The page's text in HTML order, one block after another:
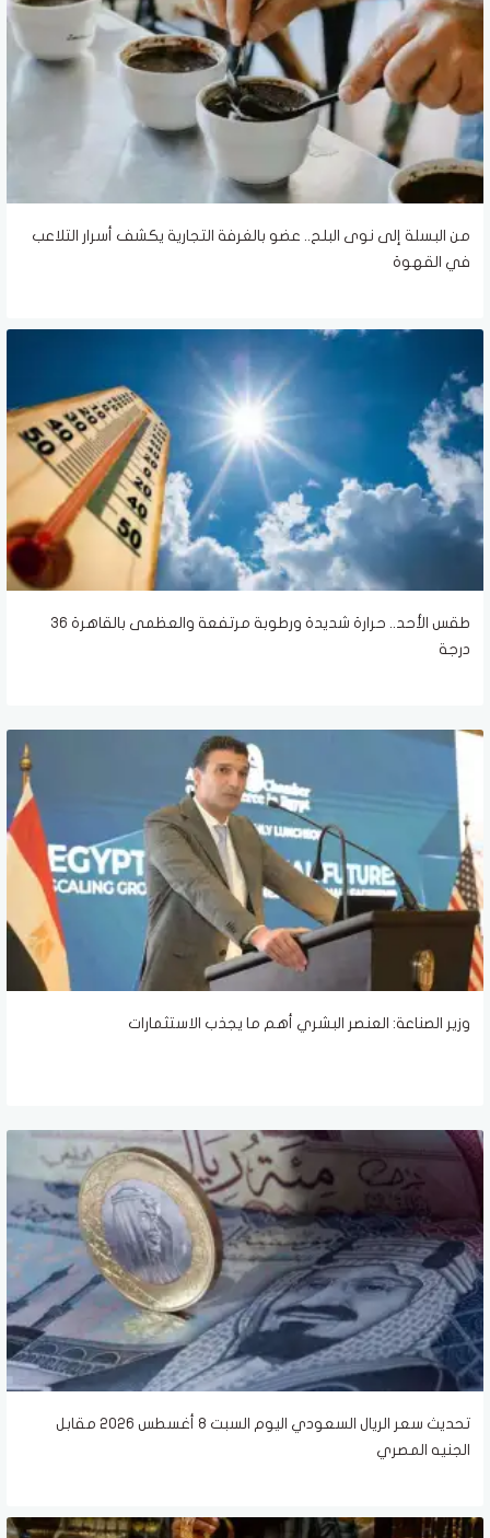
من البسلة إلى نوى البلح.. عضو بالغرفة التجارية يكشف أسرار التلاعب
في القهوة
طقس الأحد.. حرارة شديدة ورطوبة مرتفعة والعظمى بالقاهرة 36
درجة
وزير الصناعة: العنصر البشري أهم ما يجذب الاستثمارات
تحديث سعر الريال السعودي اليوم السبت 8 أغسطس 2026 مقابل
الجنيه المصري